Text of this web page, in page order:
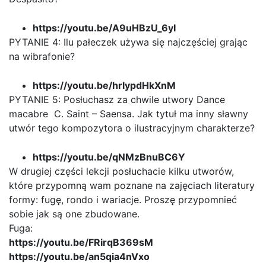
https://youtu.be/A9uHBzU_6yI
PYTANIE 4: Ilu pałeczek używa się najczęściej grając
na wibrafonie?
https://youtu.be/hrlypdHkXnM
PYTANIE 5: Posłuchasz za chwile utwory Dance
macabre C. Saint – Saensa. Jak tytuł ma inny sławny
utwór tego kompozytora o ilustracyjnym charakterze?
https://youtu.be/qNMzBnuBC6Y
W drugiej części lekcji posłuchacie kilku utworów,
które przypomną wam poznane na zajęciach literatury
formy: fugę, rondo i wariacje. Proszę przypomnieć
sobie jak są one zbudowane.
Fuga:
https://youtu.be/FRirqB369sM
https://youtu.be/an5qia4nVxo